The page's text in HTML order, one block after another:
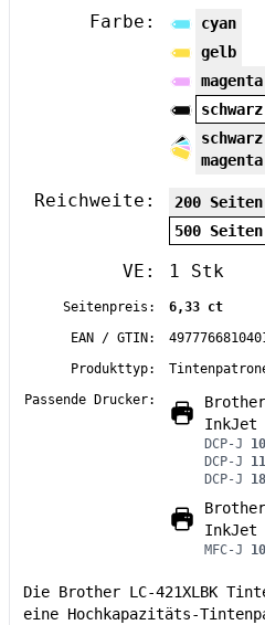
Farbe:
cyan
gelb
magenta
schwarz
Reichweite:
200 Seiten
500 Seiten
VE: 1 Stk
Seitenpreis:
6,33 ct
EAN / GTIN:
Produkttyp:
Passende Drucker:
Brother
InkJet
DCP-J
DCP-J
DCP-J
Brother
InkJet
MFC-J
Die Brother LC-421XLBK
eine Hochkapazitäts-